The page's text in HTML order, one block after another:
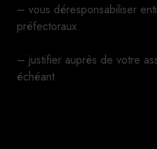
– vous déresponsabiliser
préfectoraux.
– justifier auprès de votre
échéant.